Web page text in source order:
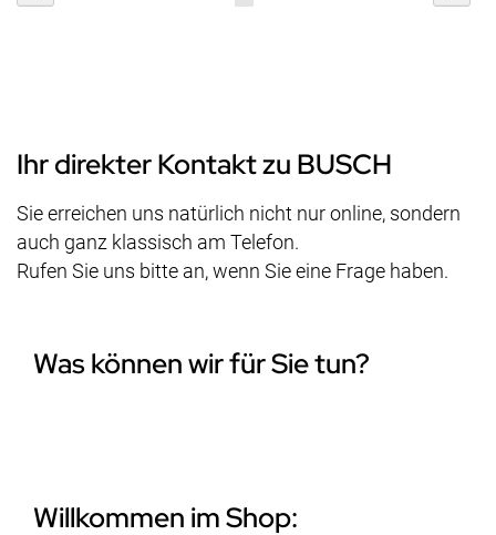
Ihr direkter Kontakt zu BUSCH
Sie erreichen uns natürlich nicht nur online, sondern
auch ganz klassisch am Telefon.
Rufen Sie uns bitte an, wenn Sie eine Frage haben.
Was können wir für Sie tun?
Willkommen im Shop: